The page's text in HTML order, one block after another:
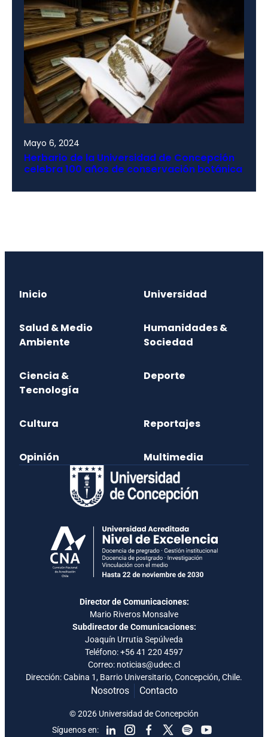
Mayo 6, 2024
Herbario de la Universidad de Concepción
celebra 100 años de conservación botánica
Inicio Universidad
Salud & Medio
Ambiente
Humanidades &
Sociedad
Ciencia &
Tecnología
Deporte
Cultura Reportajes
Opinión Multimedia
Director de Comunicaciones:
Mario Riveros Monsalve
Subdirector de Comunicaciones:
Joaquín Urrutia Sepúlveda
Teléfono:+56 41 220 4597
Correo: noticias@udec.cl
Dirección: Cabina 1, Barrio Universitario, Concepción, Chile.
Nosotros Contacto
Síguenos en:
© 2026 Universidad de Concepción